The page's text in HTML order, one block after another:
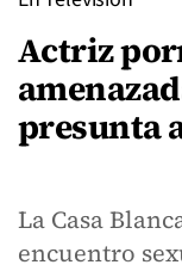
Actriz
presunta
La Casa
encuentro